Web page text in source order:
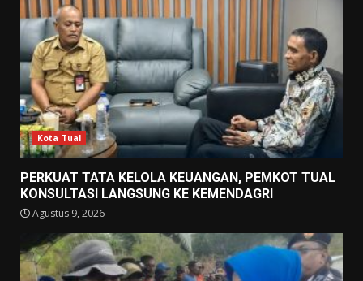
Kota Tual
PERKUAT TATA KELOLA KEUANGAN, PEMKOT TUAL
KONSULTASI LANGSUNG KE KEMENDAGRI
Agustus 9, 2026